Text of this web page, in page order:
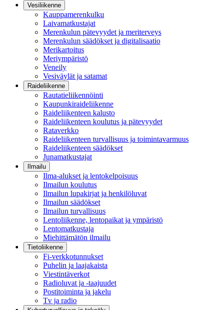
Vesiliikenne
Kauppamerenkulku
Laivamatkustajat
Merenkulun pätevyydet ja meriterveys
Merenkulun säädökset ja digitalisaatio
Merikartoitus
Meriympäristö
Veneily
Vesiväylät ja satamat
Raideliikenne
Rautatieliikennöinti
Kaupunkiraideliikenne
Raideliikenteen kalusto
Raideliikenteen koulutus ja pätevyydet
Rataverkko
Raideliikenteen turvallisuus ja toimintavarmuus
Raideliikenteen säädökset
Junamatkustajat
Ilmailu
Ilma-alukset ja lentokelpoisuus
Ilmailun koulutus
Ilmailun lupakirjat ja henkilöluvat
Ilmailun säädökset
Ilmailun turvallisuus
Lentoliikenne, lentopaikat ja ympäristö
Lentomatkustaja
Miehittämätön ilmailu
Tietoliikenne
Fi-verkkotunnukset
Puhelin ja laajakaista
Viestintäverkot
Radioluvat ja -taajuudet
Postitoiminta ja jakelu
Tv ja radio